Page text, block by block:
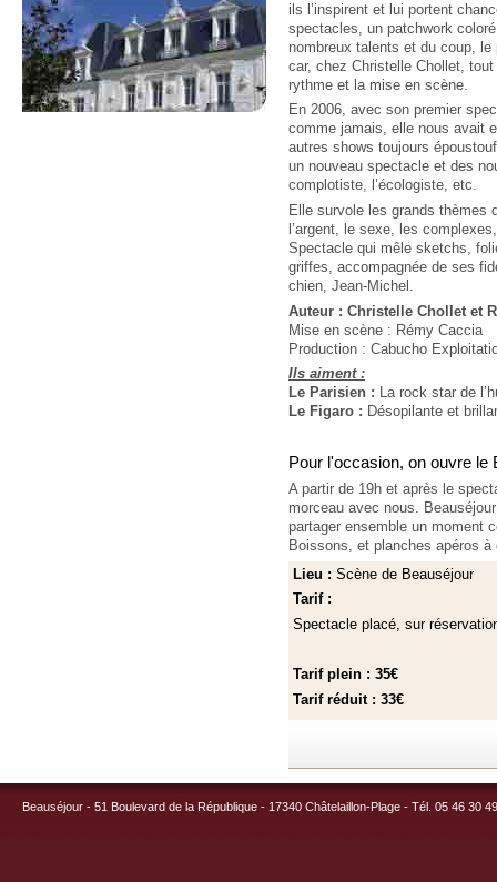
ils l’inspirent et lui portent
spectacles, un patchwork
nombreux talents et du coup, le
car, chez Christelle Chollet, tout
rythme et la mise en scène.
En 2006, avec son premier
comme jamais, elle nous avait
autres shows toujours
un nouveau spectacle et des
complotiste, l’écologiste, etc.
Elle survole les grands thèmes
l’argent, le sexe, les
Spectacle qui mêle sketchs,
griffes, accompagnée de ses
chien, Jean-Michel.
Auteur : Christelle Chollet et
Mise en scène : Rémy Caccia
Production : Cabucho
Ils aiment :
Le Parisien : La rock star de
Le Figaro : Désopilante et
Pour l'occasion, on ouvre le
A partir de 19h et après le
morceau avec nous.
partager ensemble un moment
Boissons, et planches apéros
Lieu : Scène de Beauséjour
Tarif :
Spectacle placé, sur
Tarif plein : 35€
Tarif réduit : 33€
Beauséjour - 51 Boulevard de la République - 17340 Châtelaillon-Plage - Tél. 05 46 30